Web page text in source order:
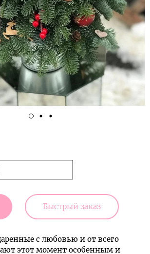
Быстрый заказ
с любовью и от всего
этот момент особенным и